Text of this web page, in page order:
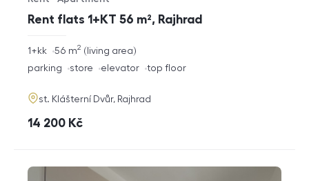
Rent flats 1+KT 56 m², Rajhrad
Offer type
Property type
rozměry
disposition
1+kk living area
56 m2
funkce
parking store elevator top floor
adresa
st. Klášterní Dvůr, Rajhrad
cena
14 200 Kč